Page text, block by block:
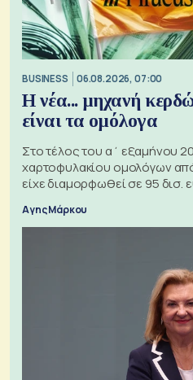
BUSINESS 06.08.2026, 07:00
Η νέα... μηχανή
είναι τα ομόλογα
Στο τέλος του α΄ εξαμήνου
χαρτοφυλακίου ομολόγων
είχε διαμορφωθεί σε 95 δισ.
Αγης Μάρκου